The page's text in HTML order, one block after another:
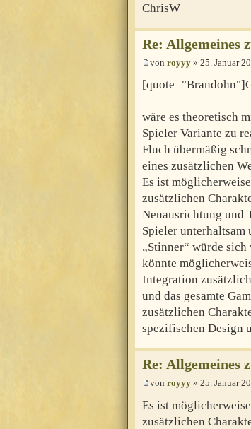
ChrisW
Re: Allgemeines
von royyy » 25. Januar
wäre es theoretisch
Spieler Variante zu
Fluch übermäßig
eines zusätzlichen
Es ist
zusätzlichen
Neuausrichtung und
Spieler unterhaltsam
„Stinner“ würde
könnte
Integration
und das gesamte
zusätzlichen
spezifischen Design
Re: Allgemeines
von royyy » 25. Januar
Es ist
zusätzlichen